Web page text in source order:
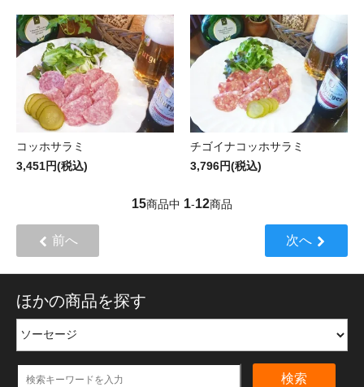
コッホサラミ
3,451円(税込)
チゴイナコッホサラミ
3,796円(税込)
15商品中 1-12商品
前へ 次へ
ほかの商品を探す
検索